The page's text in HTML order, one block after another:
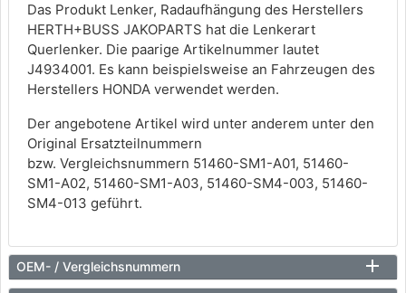
Das Produkt Lenker, Radaufhängung des Herstellers
HERTH+BUSS JAKOPARTS hat die Lenkerart
Querlenker. Die paarige Artikelnummer lautet
J4934001. Es kann beispielsweise an Fahrzeugen des
Herstellers HONDA verwendet werden.
Der angebotene Artikel wird unter anderem unter den
Original Ersatzteilnummern
bzw. Vergleichsnummern 51460-SM1-A01, 51460-
SM1-A02, 51460-SM1-A03, 51460-SM4-003, 51460-
SM4-013 geführt.
OEM- / Vergleichsnummern